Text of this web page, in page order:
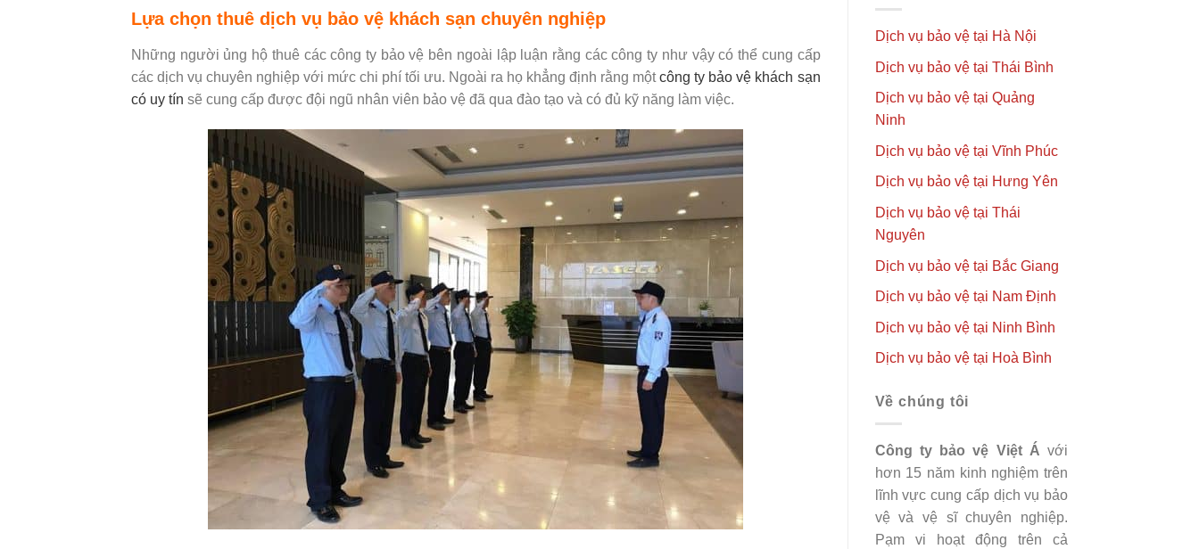
Lựa chọn thuê dịch vụ bảo vệ khách sạn chuyên nghiệp
Những người ủng hộ thuê các công ty bảo vệ bên ngoài lập luận rằng các công ty như vậy có thể cung cấp
các dịch vụ chuyên nghiệp với mức chi phí tối ưu. Ngoài ra họ khẳng định rằng mộtcông ty bảo vệ khách sạn
có uy tín sẽ cung cấp được đội ngũ nhân viên bảo vệ đã qua đào tạo và có đủ kỹ năng làm việc.
Dịch vụ bảo vệ tại Hà Nội
Dịch vụ bảo vệ tại Thái Bình
Dịch vụ bảo vệ tại Quảng
Ninh
Dịch vụ bảo vệ tại Vĩnh Phúc
Dịch vụ bảo vệ tại Hưng Yên
Dịch vụ bảo vệ tại Thái
Nguyên
Dịch vụ bảo vệ tại Bắc Giang
Dịch vụ bảo vệ tại Nam Định
Dịch vụ bảo vệ tại Ninh Bình
Dịch vụ bảo vệ tại Hoà Bình
Về chúng tôi
Công ty bảo vệ Việt Á với
hơn 15 năm kinh nghiệm trên
lĩnh vực cung cấp dịch vụ bảo
vệ và vệ sĩ chuyên nghiệp.
Pạm vi hoạt động trên cả